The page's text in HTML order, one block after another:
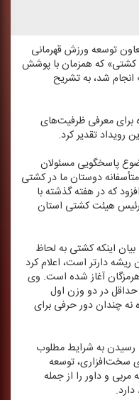
توسعه ورزش قهرمانی
كشتی» كه همزمان با پوشش
انجام شد، به تشریح
برای معرفی ظرفیت‌های
رویداد تقدیر كرد.
پاسخگویی مسئولان
دوستان ما در كشتی
كه در هفته گذشته با
هیئت كشتی استان
اینكه كشتی به لحاظ
دارتر است، اعلام كرد
آغاز شده است. وی
در دو وزن اول
نه چندان دور حرفی برای
رسیدن به شرایط مطلوب
سخت‌افزاری، توسعه
و داور را از جمله